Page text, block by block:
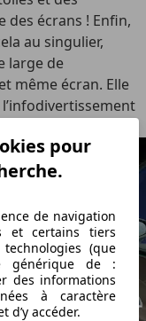
des écrans ! Enfin,
au singulier,
large de
même écran. Elle
pour
de navigation
et certains tiers
(que
générique de :
des informations
à caractère
d’y accéder.